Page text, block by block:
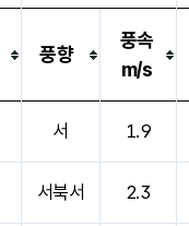
풍향
풍속
m/s
서 1.9
서북서 2.3